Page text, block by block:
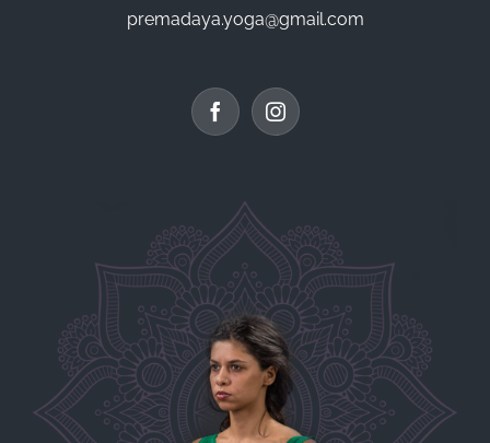
premadaya.yoga@gmail.com